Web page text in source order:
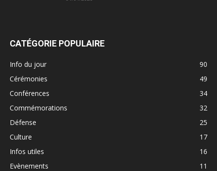
CATÉGORIE POPULAIRE
Info du jour
90
Cérémonies
49
Conférences
34
Commémorations
32
Défense
25
Culture
17
Infos utiles
16
Evènements
11